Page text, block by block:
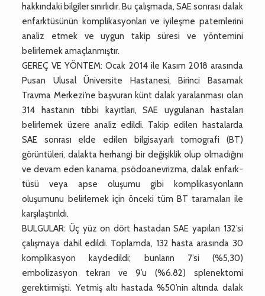
hakkındaki bilgiler sınırlıdır. Bu çalışmada, SAE sonrası dalak
enfarktüsünün komplikasyonları ve iyileşme paternlerini
analiz etmek ve uygun takip süresi ve yöntemini
belirlemek amaçlanmıştır.
GEREÇ VE YÖNTEM: Ocak 2014 ile Kasım 2018 arasında
Pusan Ulusal Üniversite Hastanesi, Birinci Basamak
Travma Merkezi’ne başvuran künt dalak yaralanması olan
314 hastanın tıbbi kayıtları, SAE uygulanan hastaları
belirlemek üzere analiz edildi. Takip edilen hastalarda
SAE sonrası elde edilen bilgisayarlı tomografi (BT)
görüntüleri, dalakta herhangi bir değişiklik olup olmadığını
ve devam eden kanama, psödoanevrizma, dalak enfark-
tüsü veya apse oluşumu gibi komplikasyonların
oluşumunu belirlemek için önceki tüm BT taramaları ile
karşılaştırıldı.
BULGULAR: Üç yüz on dört hastadan SAE yapılan 132’si
çalışmaya dahil edildi. Toplamda, 132 hasta arasında 30
komplikasyon kaydedildi; bunların 7’si (%5,30)
embolizasyon tekrarı ve 9’u (%6.82) splenektomi
gerektirmişti. Yetmiş altı hastada %50’nin altında dalak